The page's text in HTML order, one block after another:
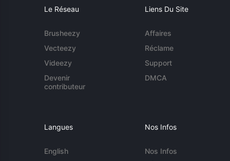
Le Réseau
Brusheezy
Vecteezy
Videezy
Devenir
contributeur
Liens Du Site
Affaires
Réclame
Support
DMCA
Langues
English
Nos Infos
Nos Infos